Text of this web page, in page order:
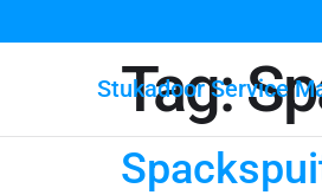
Stukadoor Service
Tag: